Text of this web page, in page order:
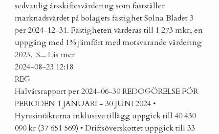
sedvanlig årsskiftesvärdering som fastställer
marknadsvärdet på bolagets fastighet Solna Bladet 3
per 2024-12-31. Fastigheten värderas till 1 273 mkr, en
uppgång med 1% jämfört med motsvarande värdering
2023. S... Läs mer
2024-08-23 12:18
REG
Halvårsrapport per 2024-06-30REDOGÖRELSE FÖR
PERIODEN 1 JANUARI - 30 JUNI 2024 •
Hyresintäkterna inklusive tillägg uppgick till 40 430
090 kr (37 651 569) • Driftsöverskottet uppgick till 33